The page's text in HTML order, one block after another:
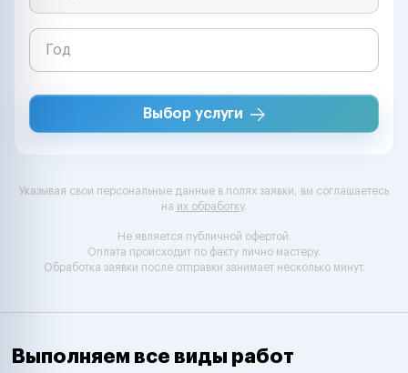
Выбор услуги
Указывая свои персональные данные в полях заявки, вы соглашаетесь
на их обработку.
Не является публичной офертой.
Оплата происходит по факту лично мастеру.
Обработка заявки после отправки занимает несколько минут.
Выполняем все виды работ